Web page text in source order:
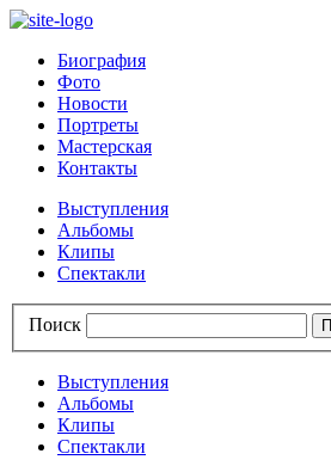
Биография
Фото
Новости
Портреты
Мастерская
Контакты
Выступления
Альбомы
Клипы
Спектакли
Поиск
Выступления
Альбомы
Клипы
Спектакли